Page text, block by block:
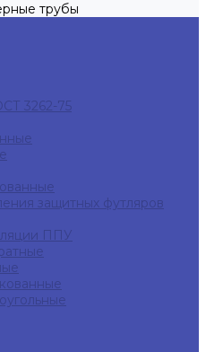
трубы
3262-75
защитных футляров
ППУ